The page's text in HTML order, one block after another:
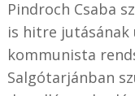
Pindroch Csaba
is hitre
kommunista
Salgótarjánban